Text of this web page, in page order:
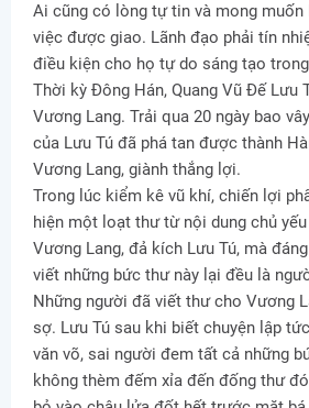
Ai cũng có lòng tự tin và mong
việc được giao. Lãnh đạo phải tín
điều kiện cho họ tự do sáng tạo
Thời kỳ Đông Hán, Quang Vũ Đế Lưu
Vương Lang. Trải qua 20 ngày bao
của Lưu Tú đã phá tan được thành
Vương Lang, giành thắng lợi.
Trong lúc kiểm kê vũ khí, chiến lợi
hiện một loạt thư từ nội dung chủ
Vương Lang, đả kích Lưu Tú, mà
viết những bức thư này lại đều là
Những người đã viết thư cho Vương
sợ. Lưu Tú sau khi biết chuyện lập
văn võ, sai người đem tất cả những
không thèm đếm xỉa đến đống thư